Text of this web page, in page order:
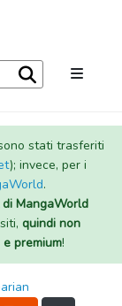
stati trasferiti
); invece, per i
.
MangaWorld
quindi non
premium!